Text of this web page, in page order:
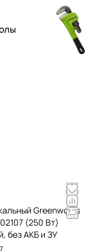
Greenworks
(250 Вт)
без АКБ и ЗУ